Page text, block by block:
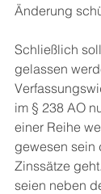
Änderung
Schließlich
gelassen
im § 238 AO
einer Reihe
gewesen sein
Zinssätze
seien neben